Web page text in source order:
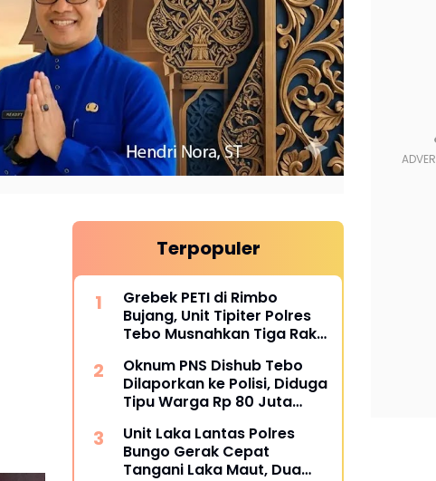
Terpopuler
Grebek PETI di Rimbo
Bujang, Unit Tipiter Polres
Tebo Musnahkan Tiga Rakit
Dibakar
Oknum PNS Dishub Tebo
Dilaporkan ke Polisi, Diduga
Tipu Warga Rp 80 Juta
Unit Laka Lantas Polres
Bungo Gerak Cepat
Tangani Laka Maut, Dua